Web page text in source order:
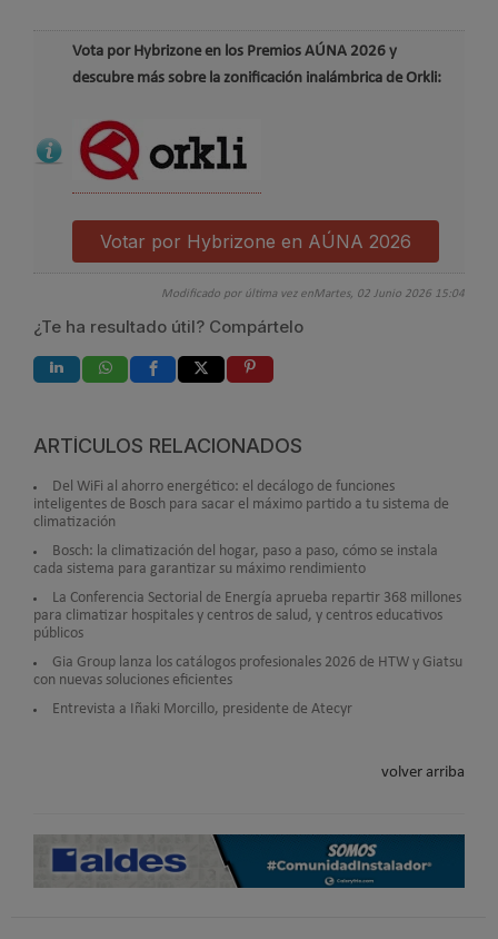
Vota por Hybrizone en los Premios AÚNA 2026 y
descubre más sobre la zonificación inalámbrica de Orkli:
Votar por Hybrizone en AÚNA 2026
Modificado por última vez enMartes, 02 Junio 2026 15:04
¿Te ha resultado útil? Compártelo
ARTÍCULOS RELACIONADOS
Del WiFi al ahorro energético: el decálogo de funciones
inteligentes de Bosch para sacar el máximo partido a tu sistema de
climatización
Bosch: la climatización del hogar, paso a paso, cómo se instala
cada sistema para garantizar su máximo rendimiento
La Conferencia Sectorial de Energía aprueba repartir 368 millones
para climatizar hospitales y centros de salud, y centros educativos
públicos
Gia Group lanza los catálogos profesionales 2026 de HTW y Giatsu
con nuevas soluciones eficientes
Entrevista a Iñaki Morcillo, presidente de Atecyr
volver arriba